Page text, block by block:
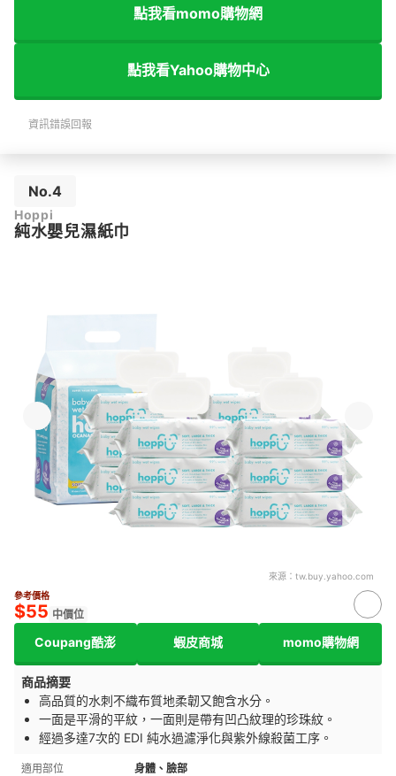
點我看momo購物網
點我看Yahoo購物中心
資訊錯誤回報
No.4
Hoppi
純水嬰兒濕紙巾
來源： tw.buy.yahoo.com
參考價格
$55 中價位
Coupang酷澎 蝦皮商城 momo購物網
商品摘要
高品質的水刺不織布質地柔韌又飽含水分。
一面是平滑的平紋，一面則是帶有凹凸紋理的珍珠紋。
經過多達7次的 EDI 純水過濾淨化與紫外線殺菌工序。
適用部位 身體、臉部